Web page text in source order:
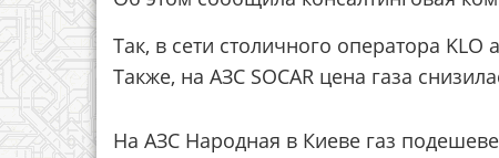
Так, в сети столичного оператора
Также, на АЗС SOCAR цена газа
На АЗС Народная в Киеве газ